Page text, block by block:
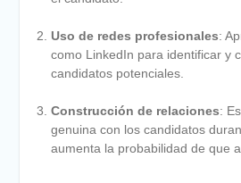
Uso de redes profesionales:
como LinkedIn para identificar y
candidatos potenciales.
Construcción de relaciones:
genuina con los candidatos
aumenta la probabilidad de que